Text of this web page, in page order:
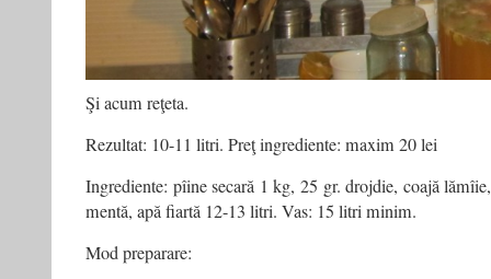
Şi acum reţeta.
Rezultat: 10-11 litri. Preţ ingrediente: maxim 20 lei
Ingrediente: pîine secară 1 kg, 25 gr. drojdie, coajă
mentă, apă fiartă 12-13 litri. Vas: 15 litri minim.
Mod preparare: